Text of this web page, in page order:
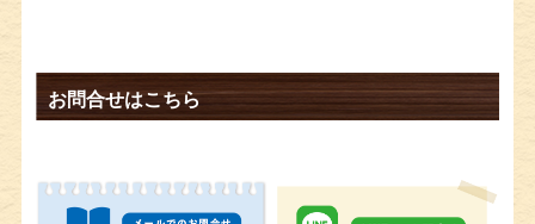
お問合せはこちら